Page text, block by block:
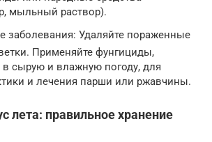
мыльный раствор).
заболевания: Удаляйте пораженные
Применяйте фунгициды,
в сырую и влажную погоду, для
и лечения парши или ржавчины.
лета: правильное хранение